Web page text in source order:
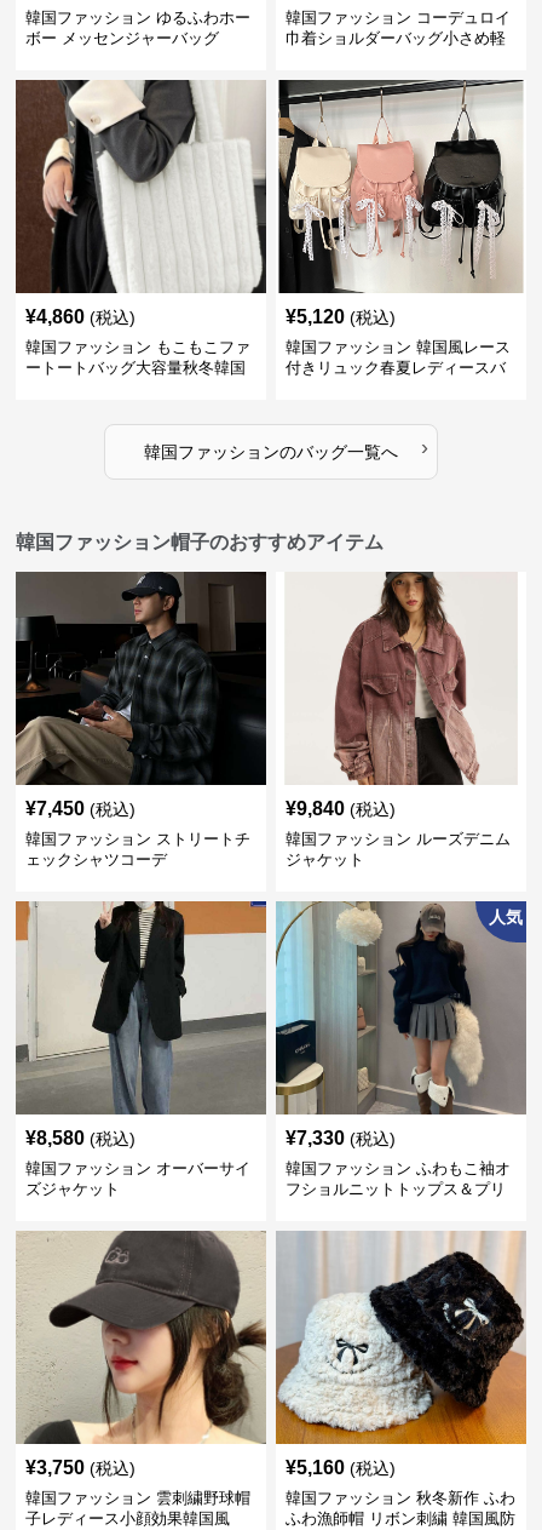
韓国ファッション ゆるふわホー
ボー メッセンジャーバッグ
韓国ファッション コーデュロイ
巾着ショルダーバッグ小さめ軽
¥4,860 (税込)
韓国ファッション もこもこファ
ートートバッグ大容量秋冬韓国
¥5,120 (税込)
韓国ファッション 韓国風レース
付きリュック春夏レディースバ
韓国ファッションのバッグ一覧へ ›
韓国ファッション帽子のおすすめアイテム
¥7,450 (税込)
韓国ファッション ストリートチ
ェックシャツコーデ
¥9,840 (税込)
韓国ファッション ルーズデニム
ジャケット
¥8,580 (税込)
韓国ファッション オーバーサイ
ズジャケット
人気
¥7,330 (税込)
韓国ファッション ふわもこ袖オ
フショルニットトップス＆プリ
¥3,750 (税込)
韓国ファッション 雲刺繍野球帽
子レディース小顔効果韓国風
¥5,160 (税込)
韓国ファッション 秋冬新作 ふわ
ふわ漁師帽 リボン刺繍 韓国風防